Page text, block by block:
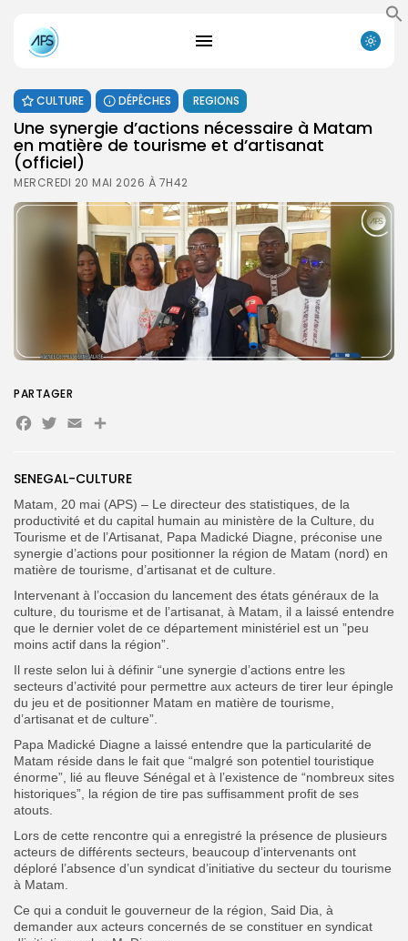
for:
FR
CULTURE DÉPÊCHES REGIONS
Une synergie d’actions nécessaire à Matam
en matière de tourisme et d’artisanat
(officiel)
MERCREDI 20 MAI 2026 À 7H42
SENEGAL-CULTURE
Matam, 20 mai (APS) – Le directeur des statistiques, de la
productivité et du capital humain au ministère de la Culture, du
Tourisme et de l’Artisanat, Papa Madické Diagne, préconise une
synergie d’actions pour positionner la région de Matam (nord) en
matière de tourisme, d’artisanat et de culture.
Intervenant à l’occasion du lancement des états généraux de la
culture, du tourisme et de l’artisanat, à Matam, il a laissé entendre
que le dernier volet de ce département ministériel est un ”peu
moins actif dans la région”.
Il reste selon lui à définir “une synergie d’actions entre les
secteurs d’activité pour permettre aux acteurs de tirer leur épingle
du jeu et de positionner Matam en matière de tourisme,
d’artisanat et de culture”.
Papa Madické Diagne a laissé entendre que la particularité de
Matam réside dans le fait que “malgré son potentiel touristique
énorme”, lié au fleuve Sénégal et à l’existence de “nombreux sites
historiques”, la région de tire pas suffisamment profit de ses
atouts.
Lors de cette rencontre qui a enregistré la présence de plusieurs
acteurs de différents secteurs, beaucoup d’intervenants ont
déploré l’absence d’un syndicat d’initiative du secteur du tourisme
à Matam.
Ce qui a conduit le gouverneur de la région, Said Dia, à
demander aux acteurs concernés de se constituer en syndicat
PARTAGER
Facebook
Twitter
EmailPartager